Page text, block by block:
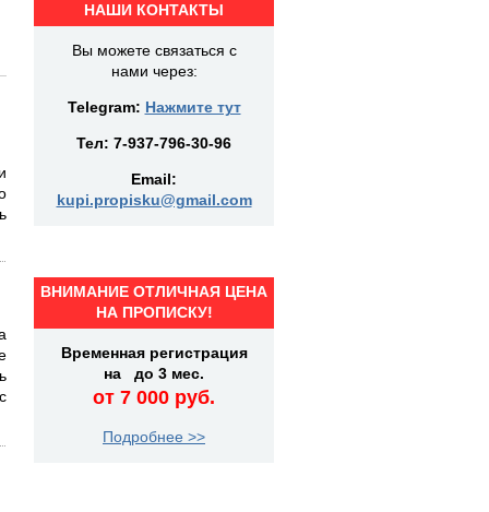
НАШИ КОНТАКТЫ
Вы можете связаться с
нами через:
Telegram: Нажмите тут
Тел: 7-937-796-30-96
Email:
kupi.propisku@gmail.com
ВНИМАНИЕ ОТЛИЧНАЯ ЦЕНА
НА ПРОПИСКУ!
Временная регистрация
на до 3 мес.
от 7 000 руб.
Подробнее >>